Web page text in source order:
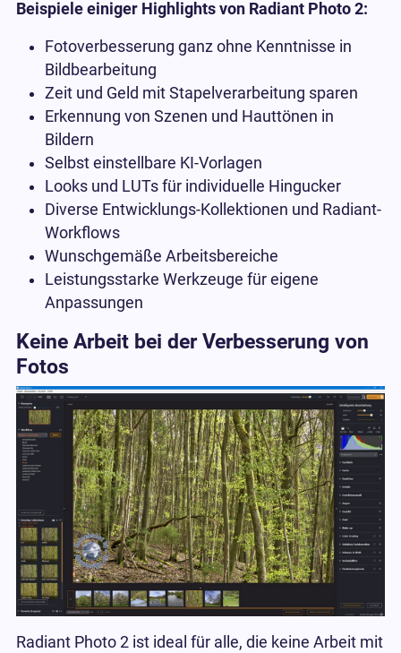
Beispiele einiger Highlights von Radiant Photo 2:
Fotoverbesserung ganz ohne Kenntnisse in
Bildbearbeitung
Zeit und Geld mit Stapelverarbeitung sparen
Erkennung von Szenen und Hauttönen in
Bildern
Selbst einstellbare KI-Vorlagen
Looks und LUTs für individuelle Hingucker
Diverse Entwicklungs-Kollektionen und Radiant-
Workflows
Wunschgemäße Arbeitsbereiche
Leistungsstarke Werkzeuge für eigene
Anpassungen
Keine Arbeit bei der Verbesserung von
Fotos
Radiant Photo 2 ist ideal für alle, die keine Arbeit mit